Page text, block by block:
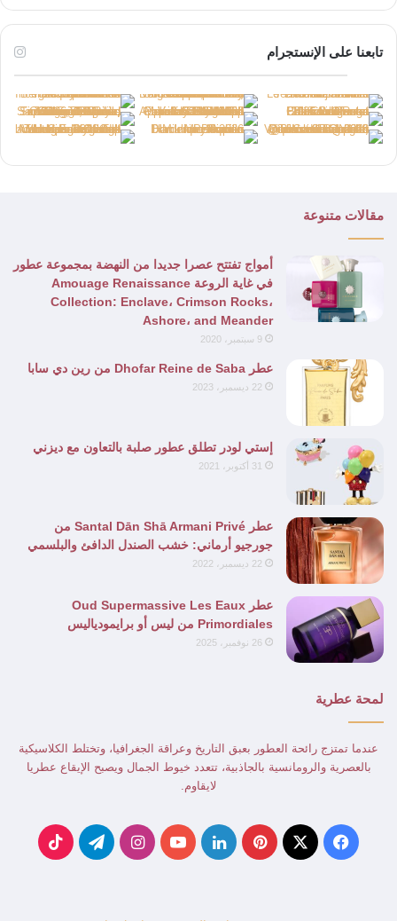
تابعنا على الإنستجرام
مقالات متنوعة
أمواج تفتتح عصرا جديدا من النهضة بمجموعة عطور
في غاية الروعة Amouage Renaissance
Collection: Enclave، Crimson Rocks،
Ashore، and Meander
9 سبتمبر، 2020
عطر Dhofar Reine de Saba من رين دي سابا
22 ديسمبر، 2023
إستي لودر تطلق عطور صلبة بالتعاون مع ديزني
31 أكتوبر، 2021
عطر Santal Dān Shā Armani Privé من
جورجيو أرماني: خشب الصندل الدافئ والبلسمي
22 ديسمبر، 2022
عطر Oud Supermassive Les Eaux
Primordiales من ليس أو برايمودياليس
26 نوفمبر، 2025
لمحة عطرية
عندما تمتزج رائحة العطور بعبق التاريخ وعراقة الجغرافيا، وتختلط الكلاسيكية
بالعصرية والرومانسية بالجاذبية، تتعدد خيوط الجمال ويصبح الإيقاع عطريا
لايقاوم.
فيسبوك
‫X بينتيريستلينكدإن‫YouTubeانستقرامتيلقرام ‫TikTok